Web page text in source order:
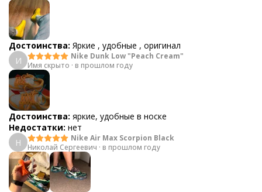
Достоинства: Яркие , удобные , оригинал
И
Nike Dunk Low "Peach Cream"
Имя скрыто · в прошлом году
Достоинства: яркие, удобные в носке
Недостатки: нет
Н
Nike Air Max Scorpion Black
Николай Сергеевич · в прошлом году